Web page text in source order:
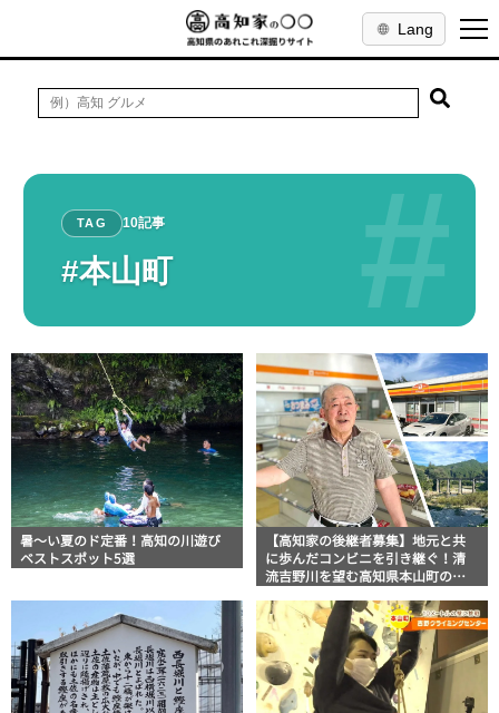
Lang
#
TAG 10記事
#本山町
暑～い夏のド定番！高知の川遊び
ベストスポット5選
【高知家の後継者募集】地元と共
に歩んだコンビニを引き継ぐ！清
流吉野川を望む高知県本山町の「Y